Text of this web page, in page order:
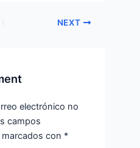
NEXT
electrónico no
campos
con *